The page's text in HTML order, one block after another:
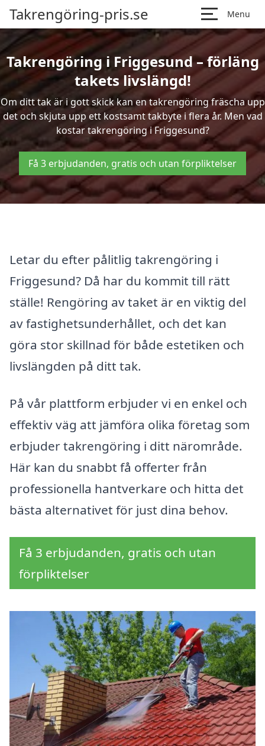
Takrengöring-pris.se Menu
Takrengöring i Friggesund – förläng
takets livslängd!
Om ditt tak är i gott skick kan en takrengöring fräscha upp
det och skjuta upp ett kostsamt takbyte i flera år. Men vad
kostar takrengöring i Friggesund?
Få 3 erbjudanden, gratis och utan förpliktelser
Letar du efter pålitlig takrengöring i
Friggesund? Då har du kommit till rätt
ställe! Rengöring av taket är en viktig del
av fastighetsunderhållet, och det kan
göra stor skillnad för både estetiken och
livslängden på ditt tak.
På vår plattform erbjuder vi en enkel och
effektiv väg att jämföra olika företag som
erbjuder takrengöring i ditt närområde.
Här kan du snabbt få offerter från
professionella hantverkare och hitta det
bästa alternativet för just dina behov.
Få 3 erbjudanden, gratis och utan
förpliktelser